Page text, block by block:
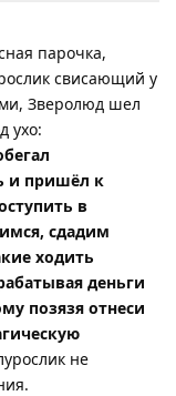
парочка,
свисающий у
Зверолюд шел
ухо:
и пришёл к
в
сдадим
ходить
деньги
позязя отнеси
не